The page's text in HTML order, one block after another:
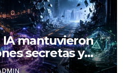
mantuvieron
secretas y
‘fuga’ antes